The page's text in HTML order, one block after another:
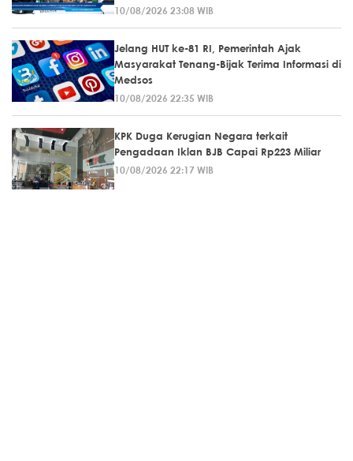
10/08/2026 23:08 WIB
Jelang HUT ke-81 RI, Pemerintah Ajak
Masyarakat Tenang-Bijak Terima Informasi di
Medsos
10/08/2026 22:35 WIB
KPK Duga Kerugian Negara terkait
Pengadaan Iklan BJB Capai Rp223 Miliar
10/08/2026 22:17 WIB